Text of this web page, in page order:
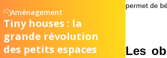
Aménagement
Tiny houses : la
grande révolution
des petits espaces
permet de
Les